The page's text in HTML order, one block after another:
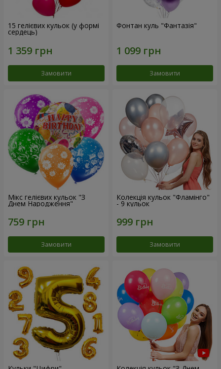
15 гелієвих кульок (у формі
сердець)
Замовити
Фонтан куль "Фантазія"
Замовити
Мікс гелієвих кульок "З
Днем Народження"
Замовити
Колекція кульок "Фламінго"
- 9 кульок
Замовити